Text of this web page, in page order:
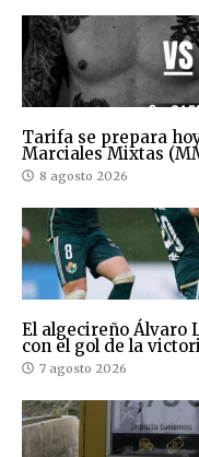
Tarifa se prepara
Marciales Mixtas
8 agosto 2026
El algecireño Álvaro
con el gol de la
7 agosto 2026